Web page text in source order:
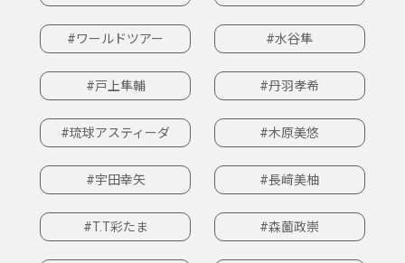
#ワールドツアー #水谷隼
#戸上隼輔 #丹羽孝希
#琉球アスティーダ #木原美悠
#宇田幸矢 #長﨑美柚
#T.T彩たま #森薗政崇